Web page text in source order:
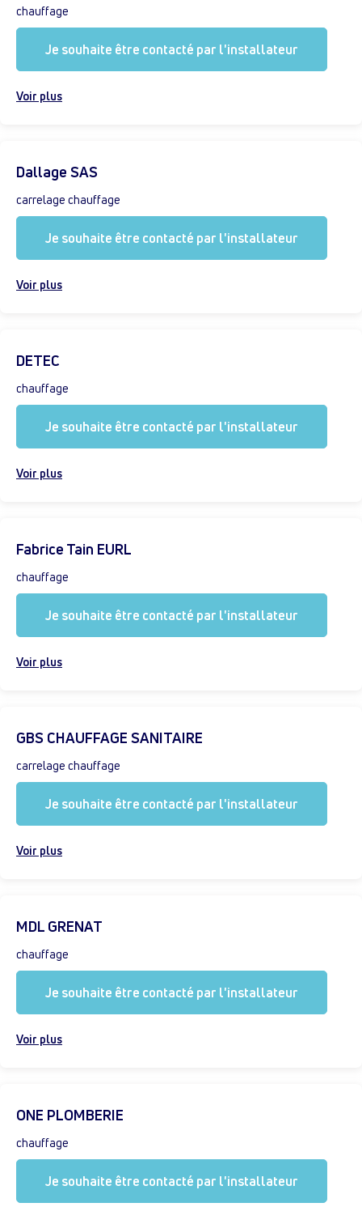
chauffage
Je souhaite être contacté par l'installateur
Voir plus
Dallage SAS
carrelage chauffage
Je souhaite être contacté par l'installateur
Voir plus
DETEC
chauffage
Je souhaite être contacté par l'installateur
Voir plus
Fabrice Tain EURL
chauffage
Je souhaite être contacté par l'installateur
Voir plus
GBS CHAUFFAGE SANITAIRE
carrelage chauffage
Je souhaite être contacté par l'installateur
Voir plus
MDL GRENAT
chauffage
Je souhaite être contacté par l'installateur
Voir plus
ONE PLOMBERIE
chauffage
Je souhaite être contacté par l'installateur